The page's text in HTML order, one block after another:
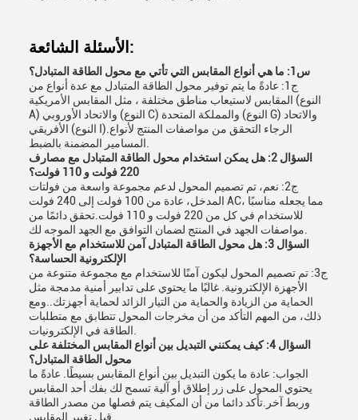
الأسئلة الشائعة:
س1: ما هي أنواع المقابس التي تأتي مع محول الطاقة المتبادل؟
ج1: عادةً ما يتم توفير محول الطاقة المتبادل مع عدة أنواع من
المقابس لاستيعاب مناطق مختلفة ، مثل المقابس الأمريكية (النوع
A) والاتحاد الأوروبي (النوع C) والمملكة المتحدة (النوع G) والاتحاد
الأفريقي (النوع I).الرجاء التحقق من مواصفات المنتج لأنواع
السؤال 2: هل يمكن استخدام محول الطاقة المتبادل مع مصارف
220 فولت و 110 فولت؟
ج2: نعم، تم تصميم المحول لدعم مجموعة واسعة من فولتات
المدخل، عادة من 100 فولت إلى 240 فولت AC، مما يجعله مناسبًا
للاستخدام في كل من 220 فولت و 110 فولت.تحقق دائمًا من
السؤال 3: هل محول الطاقة المتبادل آمن للاستخدام مع الأجهزة
الإلكترونية الحساسة؟
ج3: تم تصميم المحول ليكون آمنًا للاستخدام مع مجموعة متنوعة من
الأجهزة الإلكترونية. غالبًا ما يحتوي على تدابير أمنية مدمجة مثل
الحماية من الزيادة والحماية من التيار الزائد لحماية أجهزتك..ومع
ذلك، من المهم التأكد من أن مخرجات المحول تتطابق مع متطلبات
السؤال 4: كيف يمكنني التبديل بين أنواع المقابس المختلفة على
محول الطاقة المتبادل؟
الجواب: عادة ما يكون التبديل بين أنواع المقابس بسيطًا. عادةً ما
يحتوي المحول على زر إطلاق أو آلية تسمح لك بفك أحد المقابس
وربط آخر.تأكد دائما من أن المكيف يتم فصلها من مصدر الطاقة